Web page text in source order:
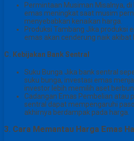
Permintaan Musiman Misalnya,
emas meningkat saat musim
menyebabkan kenaikan harga.
Produksi Tambang Jika produksi
emas akan cenderung naik akibat
C. Kebijakan Bank Sentral
Suku Bunga Jika bank sentral
suku bunga, investasi emas
investor lebih memilih aset
Cadangan Emas Pembelian atau
sentral dapat mempengaruhi
akhirnya berdampak pada harga.
3. Cara Memantau Harga Emas